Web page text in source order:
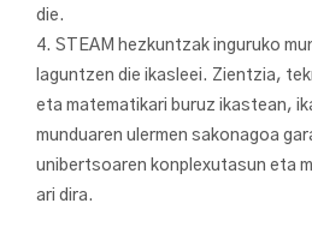
die.
STEAM hezkuntzak inguruko
laguntzen die ikasleei. Zientzia,
eta matematikari buruz ikastean,
munduaren ulermen sakonagoa
unibertsoaren konplexutasun eta
ari dira.